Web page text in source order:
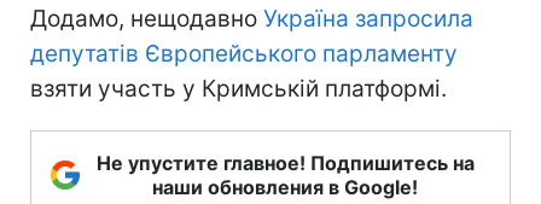
Додамо, нещодавно Україна запросила
депутатів Європейського парламенту
взяти участь у Кримській платформі.
Не упустите главное! Подпишитесь на
наши обновления в Google!